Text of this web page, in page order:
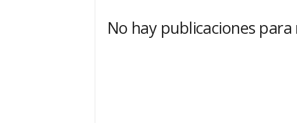
No hay publicaciones